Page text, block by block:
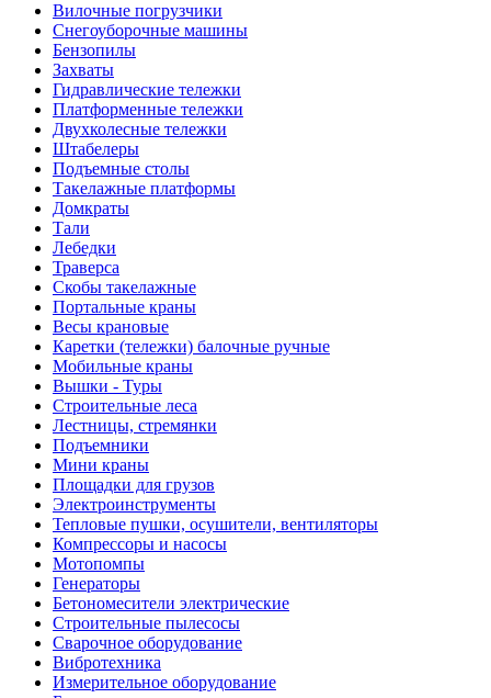
Вилочные погрузчики
Снегоуборочные машины
Бензопилы
Захваты
Гидравлические тележки
Платформенные тележки
Двухколесные тележки
Штабелеры
Подъемные столы
Такелажные платформы
Домкраты
Тали
Лебедки
Траверса
Скобы такелажные
Портальные краны
Весы крановые
Каретки (тележки) балочные ручные
Мобильные краны
Вышки - Туры
Строительные леса
Лестницы, стремянки
Подъемники
Мини краны
Площадки для грузов
Электроинструменты
Тепловые пушки, осушители, вентиляторы
Компрессоры и насосы
Мотопомпы
Генераторы
Бетономесители электрические
Строительные пылесосы
Сварочное оборудование
Вибротехника
Измерительное оборудование